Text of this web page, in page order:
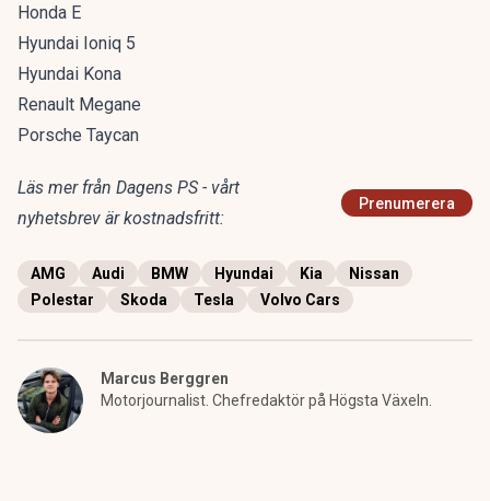
Honda E
Hyundai Ioniq 5
Hyundai Kona
Renault Megane
Porsche Taycan
Läs mer från Dagens PS - vårt
nyhetsbrev är kostnadsfritt:
Prenumerera
AMG Audi BMW Hyundai Kia
Nissan
Polestar
Skoda Tesla Volvo Cars
Marcus Berggren
Motorjournalist. Chefredaktör på Högsta Växeln.